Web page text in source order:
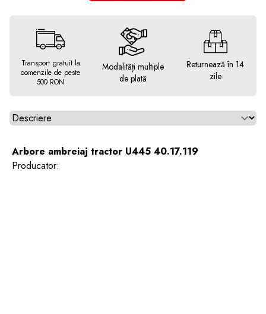
Transport gratuit la
comenzile de peste
500 RON
Modalități multiple
de plată
Returnează în 14
zile
Alegeti tab
Arbore ambreiaj tractor U445 40.17.119
Producator: